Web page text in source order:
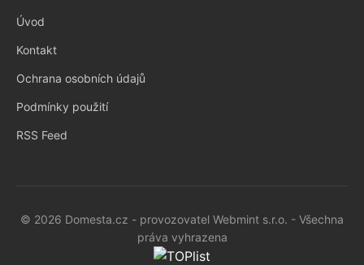
Úvod
Kontakt
Ochrana osobních údajů
Podmínky použití
RSS Feed
© 2026 Domesta.cz - provozovatel Webmint s.r.o. - Všechna
práva vyhrazena